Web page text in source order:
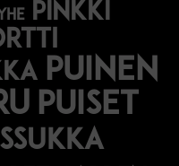
pinkki
puinen
puiset